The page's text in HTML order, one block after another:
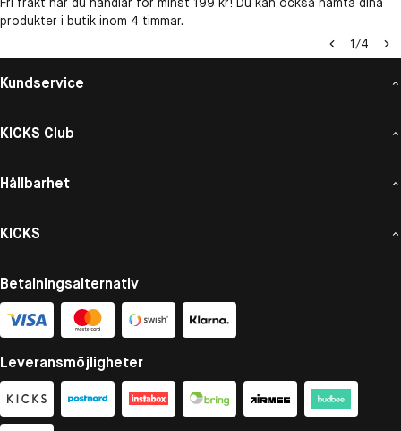
produkter i butik inom 4 timmar.
1/4
Kundservice
KICKS Club
Hållbarhet
KICKS
Betalningsalternativ
Leveransmöjligheter